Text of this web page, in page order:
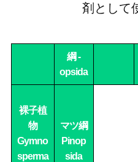
剤として
綱 -
opsida
裸子植
物
Gymno
sperma
マツ綱
Pinop
sida